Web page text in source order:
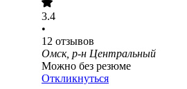
3.4
•
12 отзывов
Омск, р-н Центральный
Можно без резюме
Откликнуться